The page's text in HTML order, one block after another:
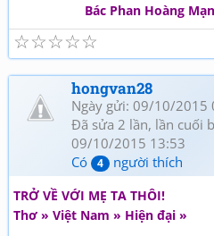
Bác Phan Hoàng
☆
☆
☆
☆
☆
hongvan28
Ngày gửi: 09/10/2015
Đã sửa 2 lần, lần cuối
09/10/2015 13:53
Có
4 người thích
TRỞ VỀ VỚI MẸ TA THÔI!
Thơ » Việt Nam » Hiện đại